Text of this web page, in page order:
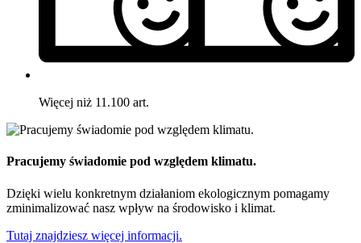
Więcej niż 11.100 art.
Pracujemy świadomie pod względem klimatu.
Dzięki wielu konkretnym działaniom ekologicznym pomagamy
zminimalizować nasz wpływ na środowisko i klimat.
Tutaj znajdziesz więcej informacji.